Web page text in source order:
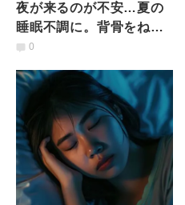
夜が来るのが不安…夏の
睡眠不調に。背骨をねじ
る動きで自律神経を整え
0